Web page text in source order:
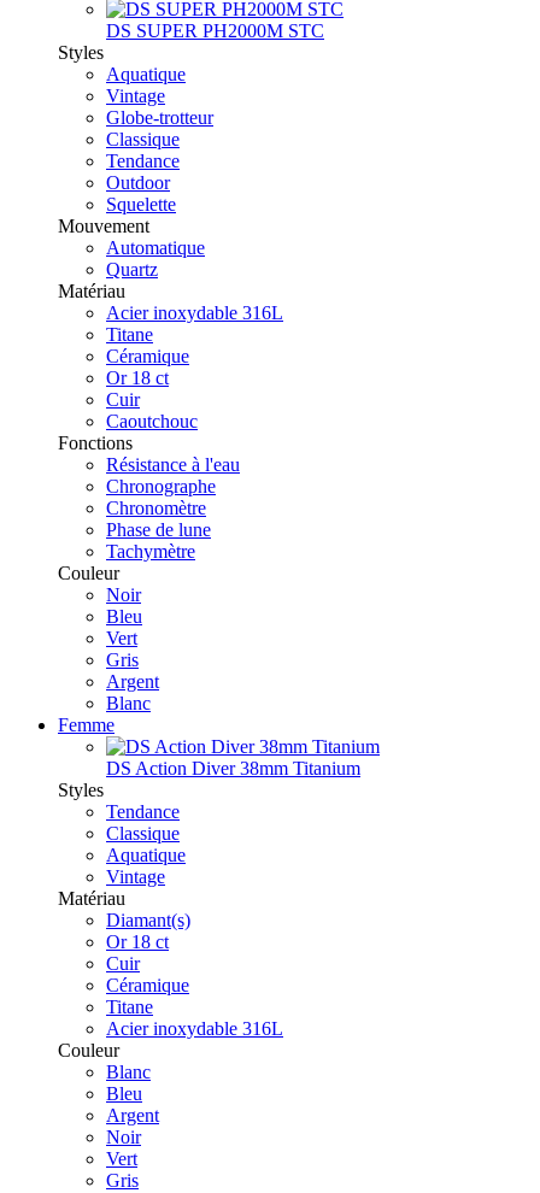
DS SUPER PH2000M STC
Styles
Aquatique
Vintage
Globe-trotteur
Classique
Tendance
Outdoor
Squelette
Mouvement
Automatique
Quartz
Matériau
Acier inoxydable 316L
Titane
Céramique
Or 18 ct
Cuir
Caoutchouc
Fonctions
Résistance à l'eau
Chronographe
Chronomètre
Phase de lune
Tachymètre
Couleur
Noir
Bleu
Vert
Gris
Argent
Blanc
Femme
DS Action Diver 38mm Titanium
Styles
Tendance
Classique
Aquatique
Vintage
Matériau
Diamant(s)
Or 18 ct
Cuir
Céramique
Titane
Acier inoxydable 316L
Couleur
Blanc
Bleu
Argent
Noir
Vert
Gris